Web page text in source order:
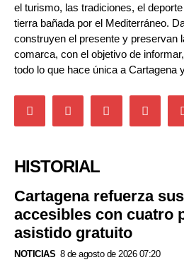
el turismo, las tradiciones, el
tierra bañada por el Mediterráneo.
construyen el presente y preservan
comarca, con el objetivo de
todo lo que hace única a Cartagena
HISTORIAL
Cartagena refuerza
accesibles con cuatro
asistido gratuito
NOTICIAS 8 de agosto de 2026 07:20